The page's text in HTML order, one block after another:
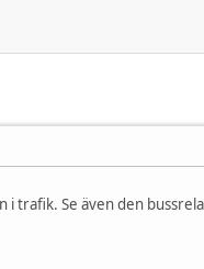
i trafik. Se även den